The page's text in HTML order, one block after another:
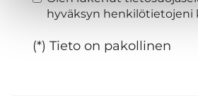
hyväksyn henkilötietojeni
(*) Tieto on pakollinen